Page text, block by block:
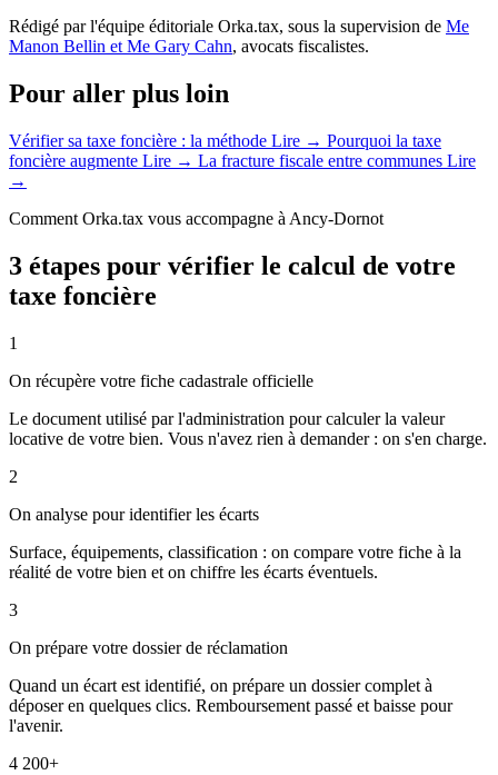
Rédigé par l'équipe éditoriale Orka.tax, sous la supervision de Me
Manon Bellin et Me Gary Cahn, avocats fiscalistes.
Pour aller plus loin
Vérifier sa taxe foncière : la méthode Lire → Pourquoi la taxe
foncière augmente Lire → La fracture fiscale entre communes Lire
→
Comment Orka.tax vous accompagne à Ancy-Dornot
3 étapes pour vérifier le calcul de votre
taxe foncière
1
On récupère votre fiche cadastrale officielle
Le document utilisé par l'administration pour calculer la valeur
locative de votre bien. Vous n'avez rien à demander : on s'en charge.
2
On analyse pour identifier les écarts
Surface, équipements, classification : on compare votre fiche à la
réalité de votre bien et on chiffre les écarts éventuels.
3
On prépare votre dossier de réclamation
Quand un écart est identifié, on prépare un dossier complet à
déposer en quelques clics. Remboursement passé et baisse pour
l'avenir.
4 200+